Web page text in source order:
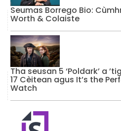
Seumas Borrego Bio:
Worth & Colaiste
Tha seusan 5 ‘Poldark’ a
17 Cèitean agus It’s the
Watch